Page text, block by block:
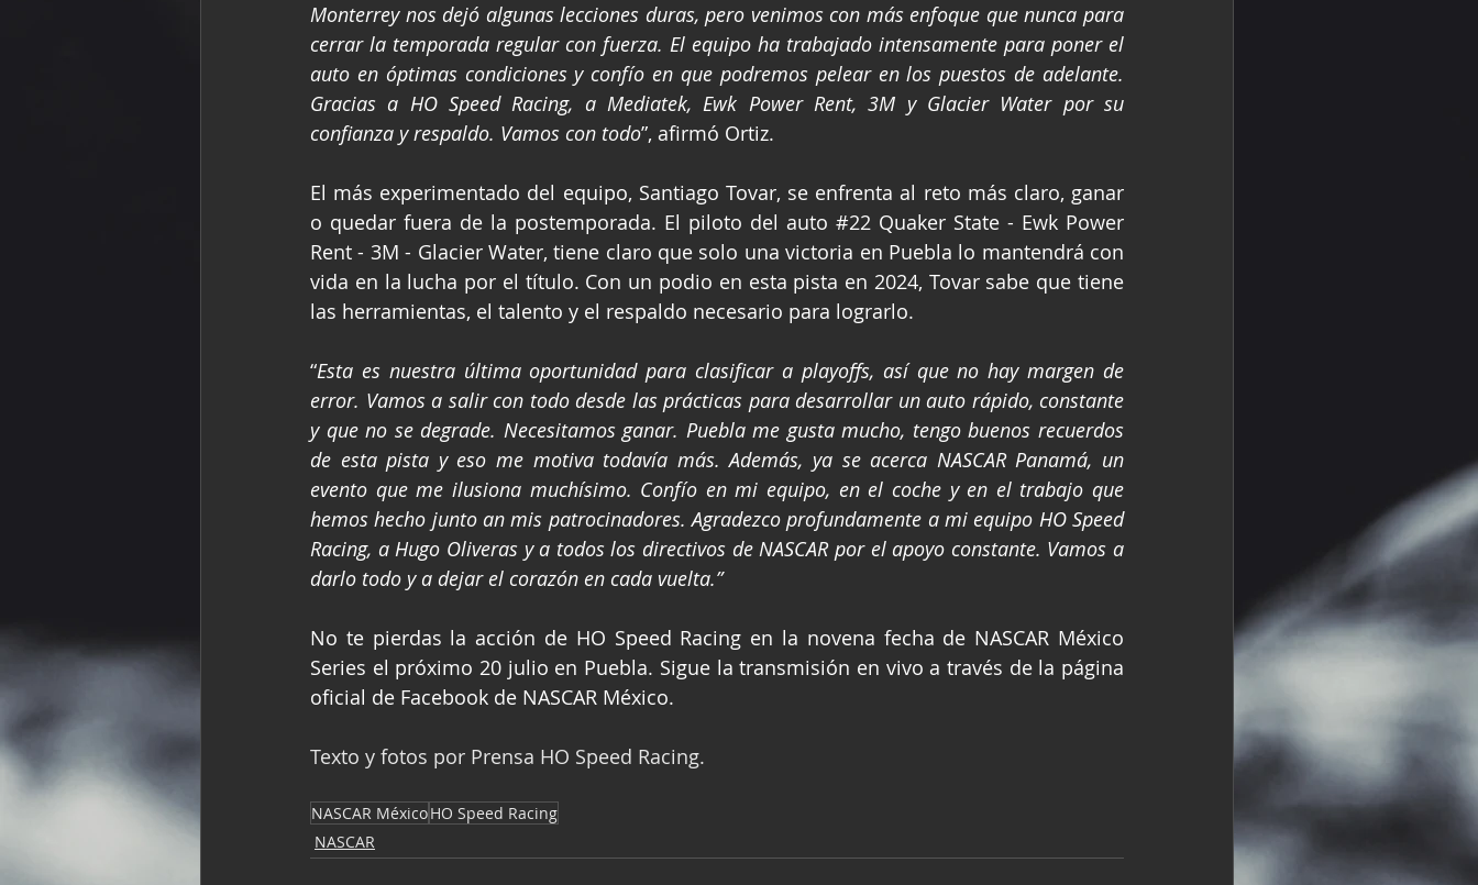
Monterrey nos dejó algunas lecciones duras, pero venimos con más enfoque que nunca para
cerrar la temporada regular con fuerza. El equipo ha trabajado intensamente para poner el
auto en óptimas condiciones y confío en que podremos pelear en los puestos de adelante.
Gracias a HO Speed Racing, a Mediatek, Ewk Power Rent, 3M y Glacier Water por su
confianza y respaldo. Vamos con todo”, afirmó Ortiz.
El más experimentado del equipo, Santiago Tovar, se enfrenta al reto más claro, ganar
o quedar fuera de la postemporada. El piloto del auto #22 Quaker State - Ewk Power
Rent - 3M - Glacier Water, tiene claro que solo una victoria en Puebla lo mantendrá con
vida en la lucha por el título. Con un podio en esta pista en 2024, Tovar sabe que tiene
las herramientas, el talento y el respaldo necesario para lograrlo.
“Esta es nuestra última oportunidad para clasificar a playoffs, así que no hay margen de
error. Vamos a salir con todo desde las prácticas para desarrollar un auto rápido, constante
y que no se degrade. Necesitamos ganar. Puebla me gusta mucho, tengo buenos recuerdos
de esta pista y eso me motiva todavía más. Además, ya se acerca NASCAR Panamá, un
evento que me ilusiona muchísimo. Confío en mi equipo, en el coche y en el trabajo que
hemos hecho junto an mis patrocinadores. Agradezco profundamente a mi equipo HO Speed
Racing, a Hugo Oliveras y a todos los directivos de NASCAR por el apoyo constante. Vamos a
darlo todo y a dejar el corazón en cada vuelta.”
No te pierdas la acción de HO Speed Racing en la novena fecha de NASCAR México
Series el próximo 20 julio en Puebla. Sigue la transmisión en vivo a través de la página
oficial de Facebook de NASCAR México.
Texto y fotos por Prensa HO Speed Racing.
NASCAR MéxicoHO Speed Racing
NASCAR